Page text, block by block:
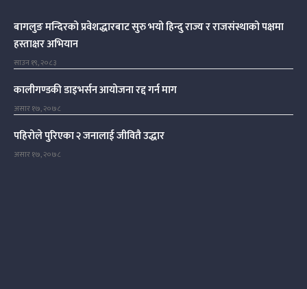
बागलुङ मन्दिरको प्रवेशद्धारबाट सुरु भयो हिन्दु राज्य र राजसंस्थाको पक्षमा
हस्ताक्षर अभियान
साउन १९, २०८३
कालीगण्डकी डाइभर्सन आयोजना रद्द गर्न माग
असार १७, २०७८
पहिरोले पुरिएका २ जनालाई जीवितै उद्धार
असार १७, २०७८